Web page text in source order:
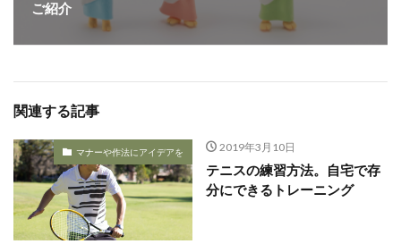
ご紹介
関連する記事
マナーや作法にアイデアを 2019年3月10日
テニスの練習方法。自宅で存
分にできるトレーニング